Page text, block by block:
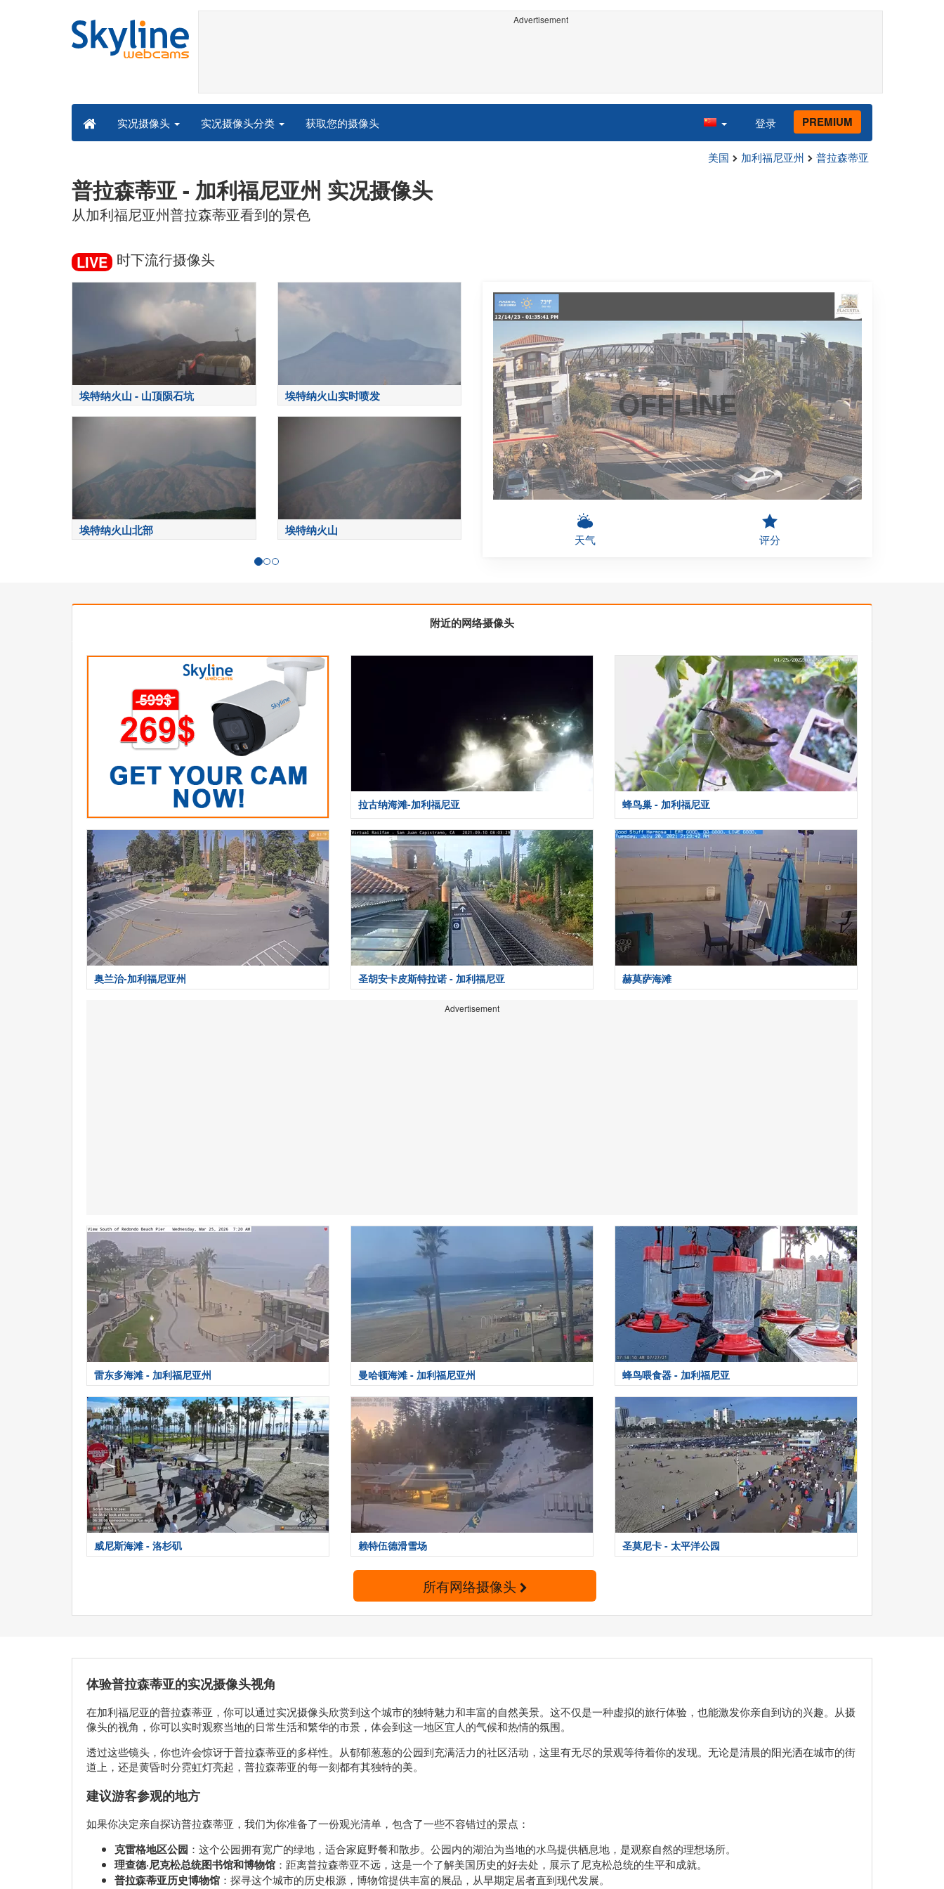
Advertisement
实况摄像头 实况摄像头分类 获取您的摄像头 登录 PREMIUM
美国 加利福尼亚州 普拉森蒂亚
普拉森蒂亚 - 加利福尼亚州 实况摄像头
从加利福尼亚州普拉森蒂亚看到的景色
LIVE 时下流行摄像头
埃特纳火山 - 山顶陨石坑 埃特纳火山实时喷发
埃特纳火山北部 埃特纳火山
OFFLINE
天气 评分
附近的网络摄像头
拉古纳海滩-加利福尼亚 蜂鸟巢 - 加利福尼亚
奥兰治-加利福尼亚州 圣胡安卡皮斯特拉诺 - 加利福尼亚 赫莫萨海滩
Advertisement
雷东多海滩 - 加利福尼亚州 曼哈顿海滩 - 加利福尼亚州 蜂鸟喂食器 - 加利福尼亚
威尼斯海滩 - 洛杉矶 赖特伍德滑雪场 圣莫尼卡 - 太平洋公园
所有网络摄像头
体验普拉森蒂亚的实况摄像头视角
在加利福尼亚的普拉森蒂亚，你可以通过实况摄像头欣赏到这个城市的独特魅力和丰富的自然美景。这不仅是一种虚拟的旅行体验，也能激发你亲自到访的兴趣。从摄
像头的视角，你可以实时观察当地的日常生活和繁华的市景，体会到这一地区宜人的气候和热情的氛围。
透过这些镜头，你也许会惊讶于普拉森蒂亚的多样性。从郁郁葱葱的公园到充满活力的社区活动，这里有无尽的景观等待着你的发现。无论是清晨的阳光洒在城市的街
道上，还是黄昏时分霓虹灯亮起，普拉森蒂亚的每一刻都有其独特的美。
建议游客参观的地方
如果你决定亲自探访普拉森蒂亚，我们为你准备了一份观光清单，包含了一些不容错过的景点：
克雷格地区公园 ：这个公园拥有宽广的绿地，适合家庭野餐和散步。公园内的湖泊为当地的水鸟提供栖息地，是观察自然的理想场所。
理查德·尼克松总统图书馆和博物馆 ：距离普拉森蒂亚不远，这是一个了解美国历史的好去处，展示了尼克松总统的生平和成就。
普拉森蒂亚历史博物馆 ：探寻这个城市的历史根源，博物馆提供丰富的展品，从早期定居者直到现代发展。